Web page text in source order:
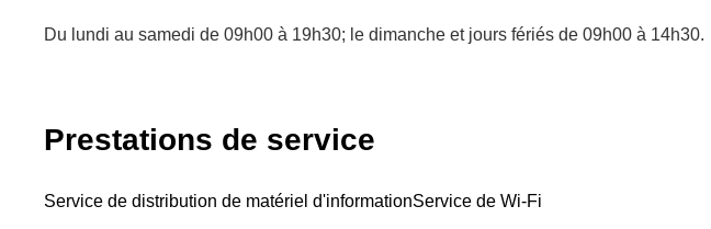
Du lundi au samedi de 09h00 à 19h30; le dimanche et jours fériés de 09h00 à 14h30.
Prestations de service
Service de distribution de matériel d'informationService de Wi-Fi